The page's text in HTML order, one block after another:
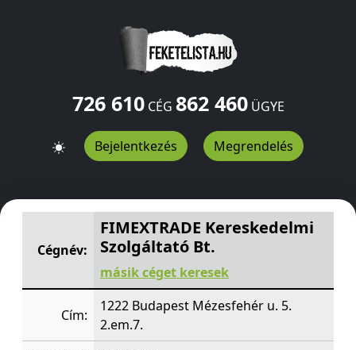
726 610CÉG 862 460ÜGYE
Bejelentkezés Megrendelés
FIMEXTRADE Kereskedelmi Szolgáltató Bt.Mézesfehér
Cégnév:
FIMEXTRADE Kereskedelmi
Szolgáltató Bt.
másik céget keresek
Cím:
1222 Budapest Mézesfehér u. 5.
2.em.7.